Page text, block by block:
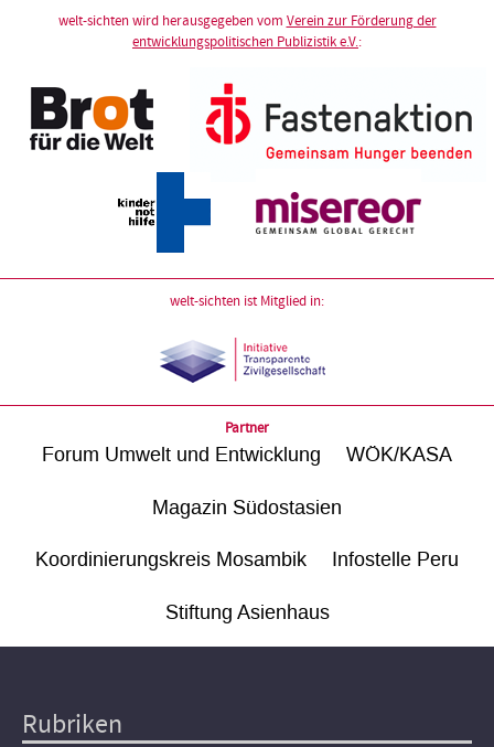
welt-sichten wird herausgegeben vom Verein zur Förderung der
entwicklungspolitischen Publizistik e.V.:
welt-sichten ist Mitglied in:
Partner
Forum Umwelt und Entwicklung WÖK/KASA
Magazin Südostasien
Koordinierungskreis Mosambik Infostelle Peru
Stiftung Asienhaus
Hauptnavigation
Rubriken